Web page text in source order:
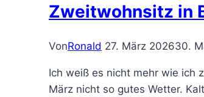
Zweitwohnsitz in
VonRonald 27. März 202630.
Ich weiß es nicht mehr wie ich
März nicht so gutes Wetter.